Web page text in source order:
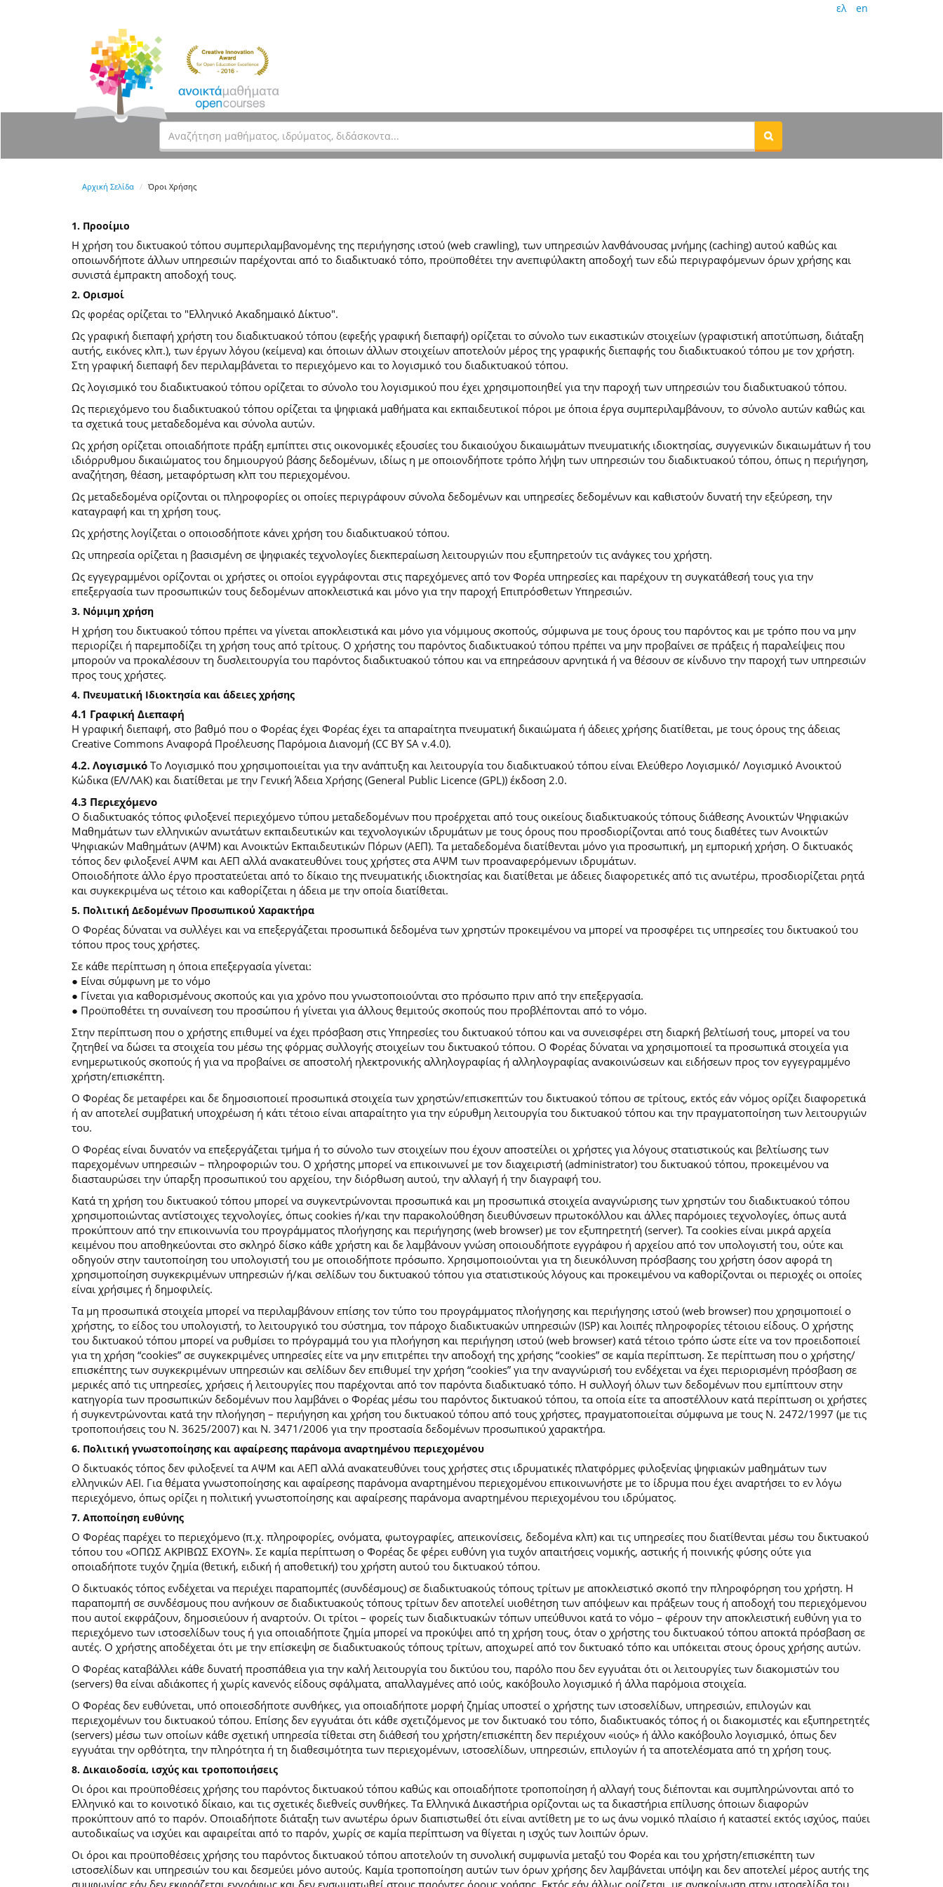
ελ en
Αρχική Σελίδα Όροι Χρήσης
1. Προοίμιο
Η χρήση του δικτυακού τόπου συμπεριλαμβανομένης της περιήγησης ιστού (web crawling), των υπηρεσιών λανθάνουσας μνήμης (caching) αυτού καθώς και
οποιωνδήποτε άλλων υπηρεσιών παρέχονται από το διαδικτυακό τόπο, προϋποθέτει την ανεπιφύλακτη αποδοχή των εδώ περιγραφόμενων όρων χρήσης και
συνιστά έμπρακτη αποδοχή τους.
2. Ορισμοί
Ως φορέας ορίζεται το "Ελληνικό Ακαδημαικό Δίκτυο".
Ως γραφική διεπαφή χρήστη του διαδικτυακού τόπου (εφεξής γραφική διεπαφή) ορίζεται το σύνολο των εικαστικών στοιχείων (γραφιστική αποτύπωση, διάταξη
αυτής, εικόνες κλπ.), των έργων λόγου (κείμενα) και όποιων άλλων στοιχείων αποτελούν μέρος της γραφικής διεπαφής του διαδικτυακού τόπου με τον χρήστη.
Στη γραφική διεπαφή δεν περιλαμβάνεται το περιεχόμενο και το λογισμικό του διαδικτυακού τόπου.
Ως λογισμικό του διαδικτυακού τόπου ορίζεται το σύνολο του λογισμικού που έχει χρησιμοποιηθεί για την παροχή των υπηρεσιών του διαδικτυακού τόπου.
Ως περιεχόμενο του διαδικτυακού τόπου ορίζεται τα ψηφιακά μαθήματα και εκπαιδευτικοί πόροι με όποια έργα συμπεριλαμβάνουν, το σύνολο αυτών καθώς και
τα σχετικά τους μεταδεδομένα και σύνολα αυτών.
Ως χρήση ορίζεται οποιαδήποτε πράξη εμπίπτει στις οικονομικές εξουσίες του δικαιούχου δικαιωμάτων πνευματικής ιδιοκτησίας, συγγενικών δικαιωμάτων ή του
ιδιόρρυθμου δικαιώματος του δημιουργού βάσης δεδομένων, ιδίως η με οποιονδήποτε τρόπο λήψη των υπηρεσιών του διαδικτυακού τόπου, όπως η περιήγηση,
αναζήτηση, θέαση, μεταφόρτωση κλπ του περιεχομένου.
Ως μεταδεδομένα ορίζονται οι πληροφορίες οι οποίες περιγράφουν σύνολα δεδομένων και υπηρεσίες δεδομένων και καθιστούν δυνατή την εξεύρεση, την
καταγραφή και τη χρήση τους.
Ως χρήστης λογίζεται ο οποιοσδήποτε κάνει χρήση του διαδικτυακού τόπου.
Ως υπηρεσία ορίζεται η βασισμένη σε ψηφιακές τεχνολογίες διεκπεραίωση λειτουργιών που εξυπηρετούν τις ανάγκες του χρήστη.
Ως εγγεγραμμένοι ορίζονται οι χρήστες οι οποίοι εγγράφονται στις παρεχόμενες από τον Φορέα υπηρεσίες και παρέχουν τη συγκατάθεσή τους για την
επεξεργασία των προσωπικών τους δεδομένων αποκλειστικά και μόνο για την παροχή Επιπρόσθετων Υπηρεσιών.
3. Νόμιμη χρήση
Η χρήση του δικτυακού τόπου πρέπει να γίνεται αποκλειστικά και μόνο για νόμιμους σκοπούς, σύμφωνα με τους όρους του παρόντος και με τρόπο που να μην
περιορίζει ή παρεμποδίζει τη χρήση τους από τρίτους. Ο χρήστης του παρόντος διαδικτυακού τόπου πρέπει να μην προβαίνει σε πράξεις ή παραλείψεις που
μπορούν να προκαλέσουν τη δυσλειτουργία του παρόντος διαδικτυακού τόπου και να επηρεάσουν αρνητικά ή να θέσουν σε κίνδυνο την παροχή των υπηρεσιών
προς τους χρήστες.
4. Πνευματική Ιδιοκτησία και άδειες χρήσης
4.1 Γραφική Διεπαφή
Η γραφική διεπαφή, στο βαθμό που ο Φορέας έχει Φορέας έχει τα απαραίτητα πνευματική δικαιώματα ή άδειες χρήσης διατίθεται, με τους όρους της άδειας
Creative Commons Αναφορά Προέλευσης Παρόμοια Διανομή (CC BY SA v.4.0).
4.2. ΛογισμικόΤο Λογισμικό που χρησιμοποιείται για την ανάπτυξη και λειτουργία του διαδικτυακού τόπου είναι Ελεύθερο Λογισμικό/ Λογισμικό Ανοικτού
Κώδικα (ΕΛ/ΛΑΚ) και διατίθεται με την Γενική Άδεια Χρήσης (General Public Licence (GPL)) έκδοση 2.0.
4.3 Περιεχόμενο
O διαδικτυακός τόπος φιλοξενεί περιεχόμενο τύπου μεταδεδομένων που προέρχεται από τους οικείους διαδικτυακούς τόπους διάθεσης Ανοικτών Ψηφιακών
Μαθημάτων των ελληνικών ανωτάτων εκπαιδευτικών και τεχνολογικών ιδρυμάτων με τους όρους που προσδιορίζονται από τους διαθέτες των Ανοικτών
Ψηφιακών Μαθημάτων (ΑΨΜ) και Ανοικτών Εκπαιδευτικών Πόρων (ΑΕΠ). Τα μεταδεδομένα διατίθενται μόνο για προσωπική, μη εμπορική χρήση. Ο δικτυακός
τόπος δεν φιλοξενεί ΑΨΜ και ΑΕΠ αλλά ανακατευθύνει τους χρήστες στα ΑΨΜ των προαναφερόμενων ιδρυμάτων.
Οποιοδήποτε άλλο έργο προστατεύεται από το δίκαιο της πνευματικής ιδιοκτησίας και διατίθεται με άδειες διαφορετικές από τις ανωτέρω, προσδιορίζεται ρητά
και συγκεκριμένα ως τέτοιο και καθορίζεται η άδεια με την οποία διατίθεται.
5. Πολιτική Δεδομένων Προσωπικού Χαρακτήρα
Ο Φορέας δύναται να συλλέγει και να επεξεργάζεται προσωπικά δεδομένα των χρηστών προκειμένου να μπορεί να προσφέρει τις υπηρεσίες του δικτυακού του
τόπου προς τους χρήστες.
Σε κάθε περίπτωση η όποια επεξεργασία γίνεται:
● Είναι σύμφωνη με το νόμο
● Γίνεται για καθορισμένους σκοπούς και για χρόνο που γνωστοποιούνται στο πρόσωπο πριν από την επεξεργασία.
● Προϋποθέτει τη συναίνεση του προσώπου ή γίνεται για άλλους θεμιτούς σκοπούς που προβλέπονται από το νόμο.
Στην περίπτωση που ο χρήστης επιθυμεί να έχει πρόσβαση στις Υπηρεσίες του δικτυακού τόπου και να συνεισφέρει στη διαρκή βελτίωσή τους, μπορεί να του
ζητηθεί να δώσει τα στοιχεία του μέσω της φόρμας συλλογής στοιχείων του δικτυακού τόπου. Ο Φορέας δύναται να χρησιμοποιεί τα προσωπικά στοιχεία για
ενημερωτικούς σκοπούς ή για να προβαίνει σε αποστολή ηλεκτρονικής αλληλογραφίας ή αλληλογραφίας ανακοινώσεων και ειδήσεων προς τον εγγεγραμμένο
χρήστη/επισκέπτη.
Ο Φορέας δε μεταφέρει και δε δημοσιοποιεί προσωπικά στοιχεία των χρηστών/επισκεπτών του δικτυακού τόπου σε τρίτους, εκτός εάν νόμος ορίζει διαφορετικά
ή αν αποτελεί συμβατική υποχρέωση ή κάτι τέτοιο είναι απαραίτητο για την εύρυθμη λειτουργία του δικτυακού τόπου και την πραγματοποίηση των λειτουργιών
του.
Ο Φορέας είναι δυνατόν να επεξεργάζεται τμήμα ή το σύνολο των στοιχείων που έχουν αποστείλει οι χρήστες για λόγους στατιστικούς και βελτίωσης των
παρεχομένων υπηρεσιών – πληροφοριών του. Ο χρήστης μπορεί να επικοινωνεί με τον διαχειριστή (administrator) του δικτυακού τόπου, προκειμένου να
διασταυρώσει την ύπαρξη προσωπικού του αρχείου, την διόρθωση αυτού, την αλλαγή ή την διαγραφή του.
Κατά τη χρήση του δικτυακού τόπου μπορεί να συγκεντρώνονται προσωπικά και μη προσωπικά στοιχεία αναγνώρισης των χρηστών του διαδικτυακού τόπου
χρησιμοποιώντας αντίστοιχες τεχνολογίες, όπως cookies ή/και την παρακολούθηση διευθύνσεων πρωτοκόλλου και άλλες παρόμοιες τεχνολογίες, όπως αυτά
προκύπτουν από την επικοινωνία του προγράμματος πλοήγησης και περιήγησης (web browser) με τον εξυπηρετητή (server). Τα cookies είναι μικρά αρχεία
κειμένου που αποθηκεύονται στο σκληρό δίσκο κάθε χρήστη και δε λαμβάνουν γνώση οποιουδήποτε εγγράφου ή αρχείου από τον υπολογιστή του, ούτε και
οδηγούν στην ταυτοποίηση του υπολογιστή του με οποιοδήποτε πρόσωπο. Χρησιμοποιούνται για τη διευκόλυνση πρόσβασης του χρήστη όσον αφορά τη
χρησιμοποίηση συγκεκριμένων υπηρεσιών ή/και σελίδων του δικτυακού τόπου για στατιστικούς λόγους και προκειμένου να καθορίζονται οι περιοχές οι οποίες
είναι χρήσιμες ή δημοφιλείς.
Τα μη προσωπικά στοιχεία μπορεί να περιλαμβάνουν επίσης τον τύπο του προγράμματος πλοήγησης και περιήγησης ιστού (web browser) που χρησιμοποιεί ο
χρήστης, το είδος του υπολογιστή, το λειτουργικό του σύστημα, τον πάροχο διαδικτυακών υπηρεσιών (ISP) και λοιπές πληροφορίες τέτοιου είδους. Ο χρήστης
του δικτυακού τόπου μπορεί να ρυθμίσει το πρόγραμμά του για πλοήγηση και περιήγηση ιστού (web browser) κατά τέτοιο τρόπο ώστε είτε να τον προειδοποιεί
για τη χρήση “cookies” σε συγκεκριμένες υπηρεσίες είτε να μην επιτρέπει την αποδοχή της χρήσης “cookies” σε καμία περίπτωση. Σε περίπτωση που ο χρήστης/
επισκέπτης των συγκεκριμένων υπηρεσιών και σελίδων δεν επιθυμεί την χρήση “cookies” για την αναγνώρισή του ενδέχεται να έχει περιορισμένη πρόσβαση σε
μερικές από τις υπηρεσίες, χρήσεις ή λειτουργίες που παρέχονται από τον παρόντα διαδικτυακό τόπο. Η συλλογή όλων των δεδομένων που εμπίπτουν στην
κατηγορία των προσωπικών δεδομένων που λαμβάνει ο Φορέας μέσω του παρόντος δικτυακού τόπου, τα οποία είτε τα αποστέλλουν κατά περίπτωση οι χρήστες
ή συγκεντρώνονται κατά την πλοήγηση – περιήγηση και χρήση του δικτυακού τόπου από τους χρήστες, πραγματοποιείται σύμφωνα με τους Ν. 2472/1997 (με τις
τροποποιήσεις του Ν. 3625/2007) και Ν. 3471/2006 για την προστασία δεδομένων προσωπικού χαρακτήρα.
6. Πολιτική γνωστοποίησης και αφαίρεσης παράνομα αναρτημένου περιεχομένου
Ο δικτυακός τόπος δεν φιλοξενεί τα ΑΨΜ και ΑΕΠ αλλά ανακατευθύνει τους χρήστες στις ιδρυματικές πλατφόρμες φιλοξενίας ψηφιακών μαθημάτων των
ελληνικών ΑΕΙ. Για θέματα γνωστοποίησης και αφαίρεσης παράνομα αναρτημένου περιεχομένου επικοινωνήστε με το ίδρυμα που έχει αναρτήσει το εν λόγω
περιεχόμενο, όπως ορίζει η πολιτική γνωστοποίησης και αφαίρεσης παράνομα αναρτημένου περιεχομένου του ιδρύματος.
7. Αποποίηση ευθύνης
Ο Φορέας παρέχει το περιεχόμενο (π.χ. πληροφορίες, ονόματα, φωτογραφίες, απεικονίσεις, δεδομένα κλπ) και τις υπηρεσίες που διατίθενται μέσω του δικτυακού
τόπου του «ΟΠΩΣ ΑΚΡΙΒΩΣ ΕΧΟΥΝ». Σε καμία περίπτωση ο Φορέας δε φέρει ευθύνη για τυχόν απαιτήσεις νομικής, αστικής ή ποινικής φύσης ούτε για
οποιαδήποτε τυχόν ζημία (θετική, ειδική ή αποθετική) του χρήστη αυτού του δικτυακού τόπου.
O δικτυακός τόπος ενδέχεται να περιέχει παραπομπές (συνδέσμους) σε διαδικτυακούς τόπους τρίτων με αποκλειστικό σκοπό την πληροφόρηση του χρήστη. Η
παραπομπή σε συνδέσμους που ανήκουν σε διαδικτυακούς τόπους τρίτων δεν αποτελεί υιοθέτηση των απόψεων και πράξεων τους ή αποδοχή του περιεχόμενου
που αυτοί εκφράζουν, δημοσιεύουν ή αναρτούν. Οι τρίτοι – φορείς των διαδικτυακών τόπων υπεύθυνοι κατά το νόμο – φέρουν την αποκλειστική ευθύνη για το
περιεχόμενο των ιστοσελίδων τους ή για οποιαδήποτε ζημία μπορεί να προκύψει από τη χρήση τους, όταν ο χρήστης του δικτυακού τόπου αποκτά πρόσβαση σε
αυτές. Ο χρήστης αποδέχεται ότι με την επίσκεψη σε διαδικτυακούς τόπους τρίτων, αποχωρεί από τον δικτυακό τόπο και υπόκειται στους όρους χρήσης αυτών.
Ο Φορέας καταβάλλει κάθε δυνατή προσπάθεια για την καλή λειτουργία του δικτύου του, παρόλο που δεν εγγυάται ότι οι λειτουργίες των διακομιστών του
(servers) θα είναι αδιάκοπες ή χωρίς κανενός είδους σφάλματα, απαλλαγμένες από ιούς, κακόβουλο λογισμικό ή άλλα παρόμοια στοιχεία.
Ο Φορέας δεν ευθύνεται, υπό οποιεσδήποτε συνθήκες, για οποιαδήποτε μορφή ζημίας υποστεί ο χρήστης των ιστοσελίδων, υπηρεσιών, επιλογών και
περιεχομένων του δικτυακού τόπου. Επίσης δεν εγγυάται ότι κάθε σχετιζόμενος με τον δικτυακό του τόπο, διαδικτυακός τόπος ή οι διακομιστές και εξυπηρετητές
(servers) μέσω των οποίων κάθε σχετική υπηρεσία τίθεται στη διάθεσή του χρήστη/επισκέπτη δεν περιέχουν «ιούς» ή άλλο κακόβουλο λογισμικό, όπως δεν
εγγυάται την ορθότητα, την πληρότητα ή τη διαθεσιμότητα των περιεχομένων, ιστοσελίδων, υπηρεσιών, επιλογών ή τα αποτελέσματα από τη χρήση τους.
8. Δικαιοδοσία, ισχύς και τροποποιήσεις
Οι όροι και προϋποθέσεις χρήσης του παρόντος δικτυακού τόπου καθώς και οποιαδήποτε τροποποίηση ή αλλαγή τους διέπονται και συμπληρώνονται από το
Ελληνικό και το κοινοτικό δίκαιο, και τις σχετικές διεθνείς συνθήκες. Τα Ελληνικά Δικαστήρια ορίζονται ως τα δικαστήρια επίλυσης όποιων διαφορών
προκύπτουν από το παρόν. Οποιαδήποτε διάταξη των ανωτέρω όρων διαπιστωθεί ότι είναι αντίθετη με το ως άνω νομικό πλαίσιο ή καταστεί εκτός ισχύος, παύει
αυτοδικαίως να ισχύει και αφαιρείται από το παρόν, χωρίς σε καμία περίπτωση να θίγεται η ισχύς των λοιπών όρων.
Οι όροι και προϋποθέσεις χρήσης του παρόντος δικτυακού τόπου αποτελούν τη συνολική συμφωνία μεταξύ του Φορέα και του χρήστη/επισκέπτη των
ιστοσελίδων και υπηρεσιών του και δεσμεύει μόνο αυτούς. Καμία τροποποίηση αυτών των όρων χρήσης δεν λαμβάνεται υπόψη και δεν αποτελεί μέρος αυτής της